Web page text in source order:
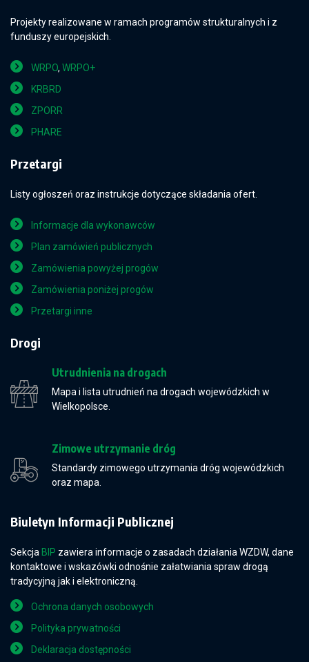
Projekty realizowane w ramach programów strukturalnych i z
funduszy europejskich.
WRPO, WRPO+
KRBRD
ZPORR
PHARE
Przetargi
Listy ogłoszeń oraz instrukcje dotyczące składania ofert.
Informacje dla wykonawców
Plan zamówień publicznych
Zamówienia powyżej progów
Zamówienia poniżej progów
Przetargi inne
Drogi
Utrudnienia na drogach
Mapa i lista utrudnień na drogach wojewódzkich w
Wielkopolsce.
Zimowe utrzymanie dróg
Standardy zimowego utrzymania dróg wojewódzkich
oraz mapa.
Biuletyn Informacji Publicznej
Sekcja BIP zawiera informacje o zasadach działania WZDW, dane
kontaktowe i wskazówki odnośnie załatwiania spraw drogą
tradycyjną jak i elektroniczną.
Ochrona danych osobowych
Polityka prywatności
Deklaracja dostępności